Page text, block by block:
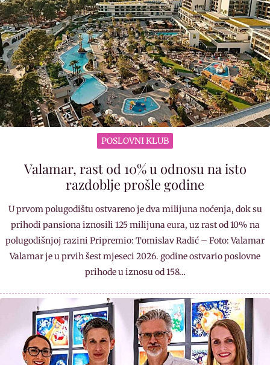
POSLOVNI KLUB
Valamar, rast od 10% u odnosu na isto
razdoblje prošle godine
U prvom polugodištu ostvareno je dva milijuna noćenja, dok su
prihodi pansiona iznosili 125 milijuna eura, uz rast od 10% na
polugodišnjoj razini Pripremio: Tomislav Radić – Foto: Valamar
Valamar je u prvih šest mjeseci 2026. godine ostvario poslovne
prihode u iznosu od 158…